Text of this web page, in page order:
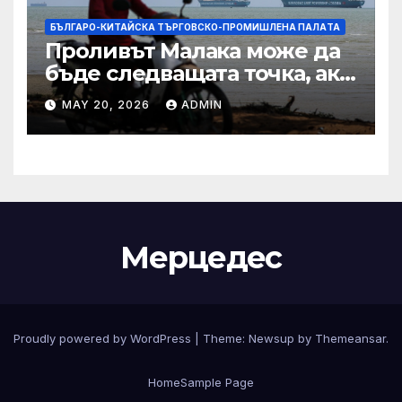
БЪЛГАРО-КИТАЙСКА ТЪРГОВСКО-ПРОМИШЛЕНА ПАЛAТА
Проливът Малака може да
бъде следващата точка, ако
Азия не внимава
MAY 20, 2026 ADMIN
Мерцедес
Proudly powered by WordPress Theme: Newsup by Themeansar.
HomeSample Page